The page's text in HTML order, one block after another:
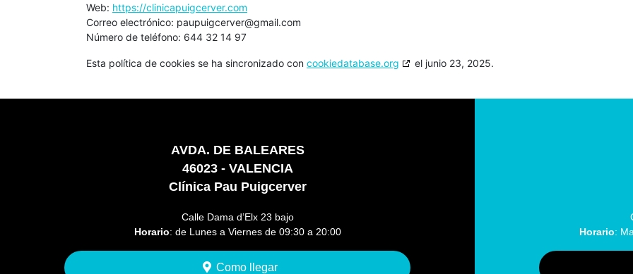
Web: https://clinicapuigcerver.com
Correo electrónico: paupuigcerver@gmail.com
Número de teléfono: 644 32 14 97
Esta política de cookies se ha sincronizado con cookiedatabase.org el junio 23, 2025.
AVDA. DE BALEARES
46023 - VALENCIA
Clínica Pau Puigcerver
Calle Dama d’Elx 23 bajo
Horario: de Lunes a Viernes de 09:30 a 20:00
Como llegar
Horario: